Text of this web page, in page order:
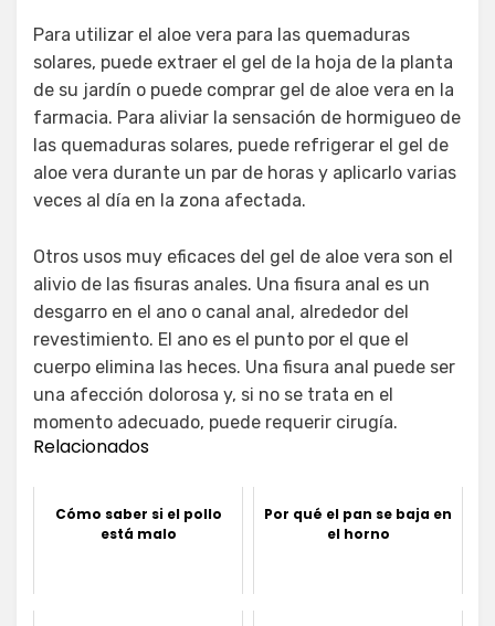
Para utilizar el aloe vera para las quemaduras
solares, puede extraer el gel de la hoja de la planta
de su jardín o puede comprar gel de aloe vera en la
farmacia. Para aliviar la sensación de hormigueo de
las quemaduras solares, puede refrigerar el gel de
aloe vera durante un par de horas y aplicarlo varias
veces al día en la zona afectada.
Otros usos muy eficaces del gel de aloe vera son el
alivio de las fisuras anales. Una fisura anal es un
desgarro en el ano o canal anal, alrededor del
revestimiento. El ano es el punto por el que el
cuerpo elimina las heces. Una fisura anal puede ser
una afección dolorosa y, si no se trata en el
momento adecuado, puede requerir cirugía.
Relacionados
Cómo saber si el pollo
está malo
Por qué el pan se baja en
el horno